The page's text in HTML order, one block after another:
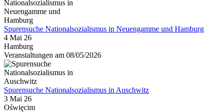
Spurensuche Nationalsozialismus in Neuengamme und Hamburg
4 Mai 26
Hamburg
Veranstaltungen am 08/05/2026
Spurensuche Nationalsozialismus in Auschwitz
3 Mai 26
Oświęcim